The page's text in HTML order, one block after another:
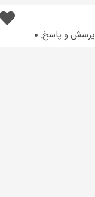
پرسش و پاسخ:0